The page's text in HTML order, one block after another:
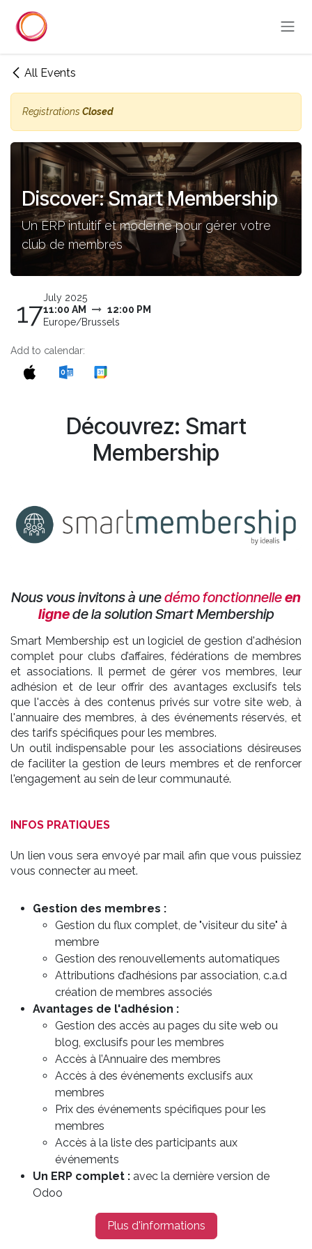
All Events
Registrations Closed
Discover: Smart Membership
Un ERP intuitif et moderne pour gérer votre
club de membres
17July 2025
11:00 AM
12:00 PM
Europe/Brussels
Add to calendar:
Découvrez: Smart
Membership
Nous vous invitons à unedémo fonctionnelleen
lignede la solution Smart Membership
​Smart Membership est un logiciel de gestion d'adhésion
complet pour clubs d’affaires, fédérations de membres
et associations. Il permet de gérer vos membres, leur
adhésion et de leur offrir des avantages exclusifs tels
que l'accès à des contenus privés sur votre site web, à
l'annuaire des membres, à des événements réservés, et
des tarifs spécifiques pour les membres.
Un outil indispensable pour les associations désireuses
de faciliter la gestion de leurs membres et de renforcer
l'engagement au sein de leur communauté.
INFOS PRATIQUES
Un lien vous sera envoyé par mail afin que vous puissiez
vous connecter au meet.
Gestion des membres :
Gestion du flux complet, de "visiteur du site" à
membre
Gestion des renouvellements automatiques
Attributions d’adhésions par association, c.a.d
création de membres associés
Avantages de l'adhésion :
Gestion des accès au pages du site web ou
blog, exclusifs pour les membres
Accès à l’Annuaire des membres
Accès à des événements exclusifs aux
membres
Prix des événements spécifiques pour les
membres
Accès à la liste des participants aux
événements
Un ERP complet : avec la dernière version de
Odoo
Plus d'informations